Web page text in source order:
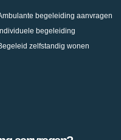
begeleiding aanvragen
begeleiding
zelfstandig wonen